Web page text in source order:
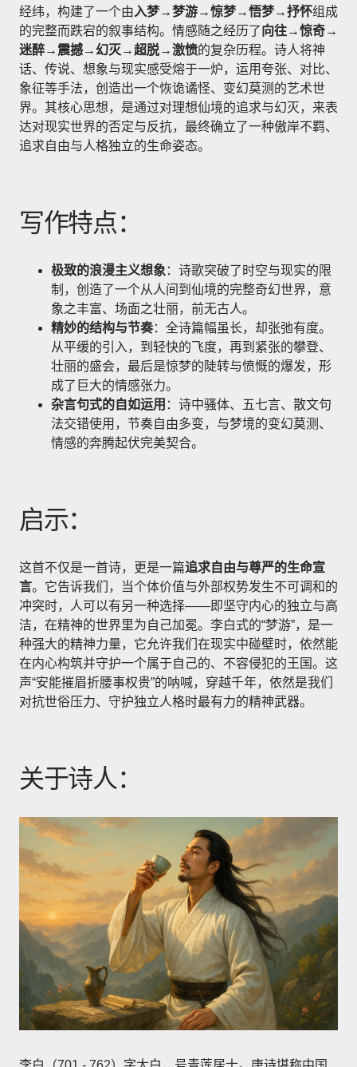
经纬，构建了一个由入梦→梦游→惊梦→悟梦→抒怀组成
的完整而跌宕的叙事结构。情感随之经历了向往→惊奇→
迷醉→震撼→幻灭→超脱→激愤的复杂历程。诗人将神
话、传说、想象与现实感受熔于一炉，运用夸张、对比、
象征等手法，创造出一个恢诡谲怪、变幻莫测的艺术世
界。其核心思想，是通过对理想仙境的追求与幻灭，来表
达对现实世界的否定与反抗，最终确立了一种傲岸不羁、
追求自由与人格独立的生命姿态。
写作特点：
极致的浪漫主义想象 ：诗歌突破了时空与现实的限
制，创造了一个从人间到仙境的完整奇幻世界，意
象之丰富、场面之壮丽，前无古人。
精妙的结构与节奏：全诗篇幅虽长，却张弛有度。
从平缓的引入，到轻快的飞度，再到紧张的攀登、
壮丽的盛会，最后是惊梦的陡转与愤慨的爆发，形
成了巨大的情感张力。
杂言句式的自如运用 ：诗中骚体、五七言、散文句
法交错使用，节奏自由多变，与梦境的变幻莫测、
情感的奔腾起伏完美契合。
启示：
这首不仅是一首诗，更是一篇追求自由与尊严的生命宣
言。它告诉我们，当个体价值与外部权势发生不可调和的
冲突时，人可以有另一种选择——即坚守内心的独立与高
洁，在精神的世界里为自己加冕。李白式的“梦游”，是一
种强大的精神力量，它允许我们在现实中碰壁时，依然能
在内心构筑并守护一个属于自己的、不容侵犯的王国。这
声“安能摧眉折腰事权贵”的呐喊，穿越千年，依然是我们
对抗世俗压力、守护独立人格时最有力的精神武器。
关于诗人：